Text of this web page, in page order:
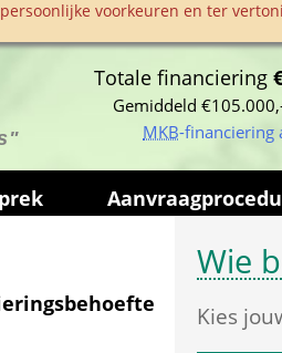
voorkeuren en ter
Totale financiering
Gemiddeld
MKB-financiering
Wie
Kies